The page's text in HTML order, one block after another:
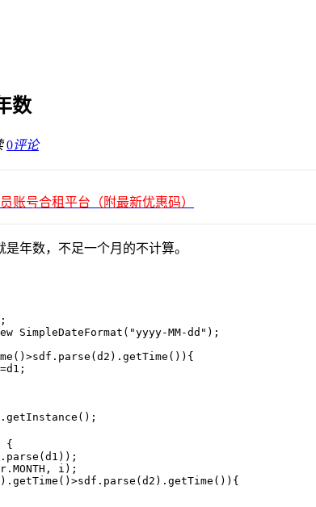
数
0评论
账号合租平台（附最新优惠码）
年数，不足一个月的不计算。